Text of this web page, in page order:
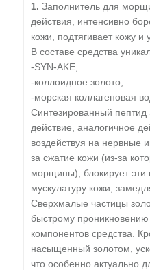
1. Заполнитель для
действия, интенсивно
кожи, подтягивает кожу
В составе средства
-SYN-AKE,
-коллоидное золото,
-морская коллагеновая
Синтезированный пептид
действие, аналогичное
воздействуя на нервные
за сжатие кожи (из-за
морщины), блокирует эти
мускулатуру кожи,
Сверхмалые частицы
быстрому проникновению
компонентов средства.
насыщенный золотом,
что особенно актуально